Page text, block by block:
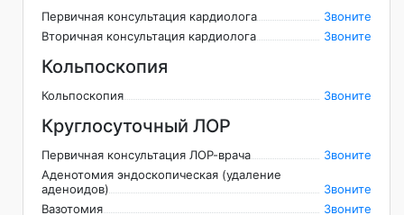
Первичная консультация кардиолога
Звоните
Вторичная консультация кардиолога
Звоните
Кольпоскопия
Кольпоскопия Звоните
Круглосуточный ЛОР
Первичная консультация ЛОР-врача
Звоните
Аденотомия эндоскопическая (удаление
аденоидов)
Звоните
Вазотомия
Звоните